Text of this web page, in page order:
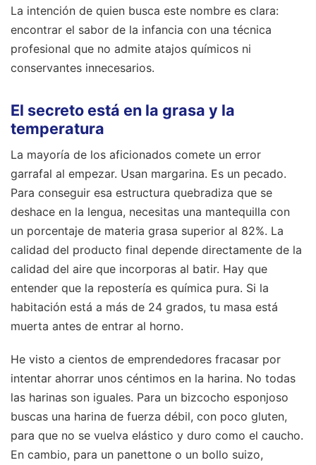
La intención de quien busca este nombre es clara:
encontrar el sabor de la infancia con una técnica
profesional que no admite atajos químicos ni
conservantes innecesarios.
El secreto está en la grasa y la
temperatura
La mayoría de los aficionados comete un error
garrafal al empezar. Usan margarina. Es un pecado.
Para conseguir esa estructura quebradiza que se
deshace en la lengua, necesitas una mantequilla con
un porcentaje de materia grasa superior al 82%. La
calidad del producto final depende directamente de la
calidad del aire que incorporas al batir. Hay que
entender que la repostería es química pura. Si la
habitación está a más de 24 grados, tu masa está
muerta antes de entrar al horno.
He visto a cientos de emprendedores fracasar por
intentar ahorrar unos céntimos en la harina. No todas
las harinas son iguales. Para un bizcocho esponjoso
buscas una harina de fuerza débil, con poco gluten,
para que no se vuelva elástico y duro como el caucho.
En cambio, para un panettone o un bollo suizo,